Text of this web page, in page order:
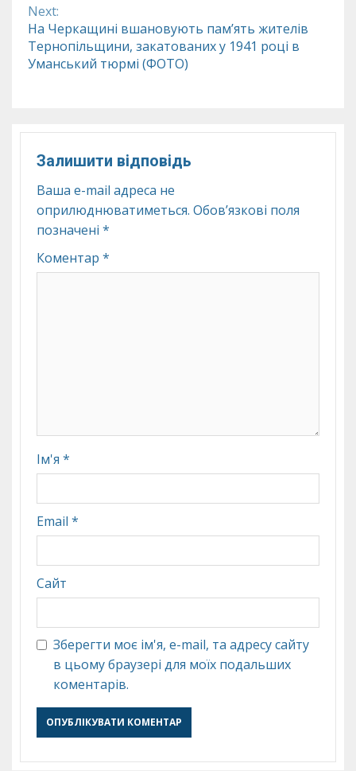
Next:
На Черкащині вшановують пам’ять жителів
Тернопільщини, закатованих у 1941 році в
Уманський тюрмі (ФОТО)
Залишити відповідь
Ваша e-mail адреса не
оприлюднюватиметься. Обов’язкові поля
позначені *
Коментар *
Ім'я *
Email *
Сайт
Зберегти моє ім'я, e-mail, та адресу сайту
в цьому браузері для моїх подальших
коментарів.